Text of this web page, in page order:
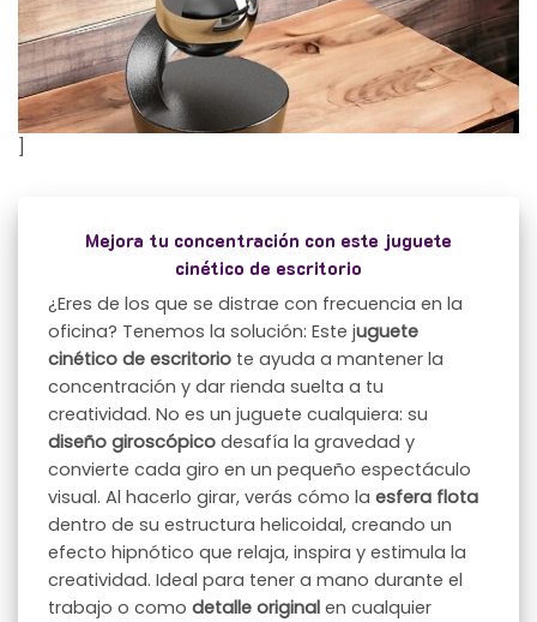
Mejora tu concentración con este juguete
cinético de escritorio
¿Eres de los que se distrae con frecuencia en la
oficina? Tenemos la solución: Este juguete
cinético de escritorio te ayuda a mantener la
concentración y dar rienda suelta a tu
creatividad. No es un juguete cualquiera: su
diseño giroscópico desafía la gravedad y
convierte cada giro en un pequeño espectáculo
visual. Al hacerlo girar, verás cómo laesfera flota
dentro de su estructura helicoidal, creando un
efecto hipnótico que relaja, inspira y estimula la
creatividad. Ideal para tener a mano durante el
trabajo o comodetalle original en cualquier